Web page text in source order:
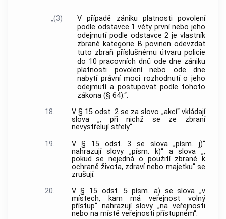
„(3)
V případě zániku platnosti povolení
podle odstavce 1 věty první nebo jeho
odejmutí podle odstavce 2 je vlastník
zbraně kategorie B povinen odevzdat
tuto zbraň příslušnému útvaru policie
do 10 pracovních dnů ode dne zániku
platnosti povolení nebo ode dne
nabytí právní moci rozhodnutí o jeho
odejmutí a postupovat podle tohoto
zákona (§ 64).“.
18.
V § 15 odst. 2 se za slovo „akcí“ vkládají
slova „, při nichž se ze zbraní
nevystřelují střely“.
19.
V § 15 odst. 3 se slova „písm. j)“
nahrazují slovy „písm. k)“ a slova „,
pokud se nejedná o použití zbraně k
ochraně života, zdraví nebo majetku“ se
zrušují.
20.
V § 15 odst. 5 písm. a) se slova „v
místech, kam má veřejnost volný
přístup“ nahrazují slovy „na veřejnosti
nebo na místě veřejnosti přístupném“.